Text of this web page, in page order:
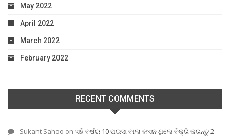
May 2022
April 2022
March 2022
February 2022
RECENT COMMENTS
Sukant Sahoo on ଏହି ବର୍ଷର 10 ପଇସା ବାଲା କଏନ ଥିଲେ ବିକ୍ରି କରନ୍ତୁ 2